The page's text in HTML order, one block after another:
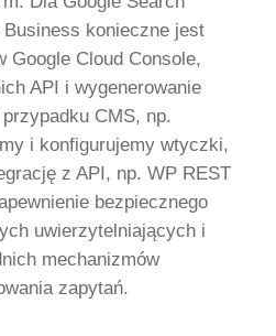
konieczne jest
Google Cloud Console,
API i wygenerowanie
CMS, np.
i konfigurujemy wtyczki,
z API, np. WP REST
bezpiecznego
uwierzytelniających i
mechanizmów
zapytań.